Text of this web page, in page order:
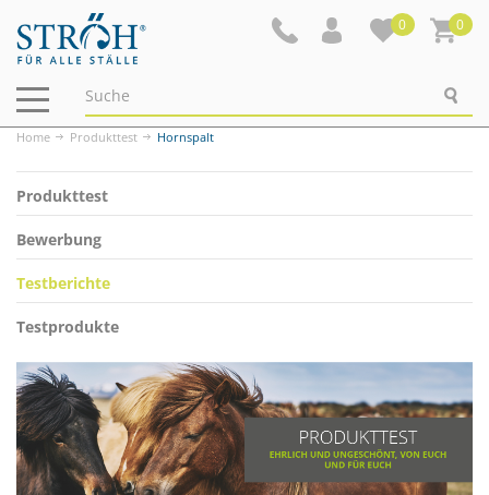
0 0
Navigation
ein-/ausblenden
Home Produkttest Hornspalt
Produkttest
Bewerbung
Testberichte
Testprodukte